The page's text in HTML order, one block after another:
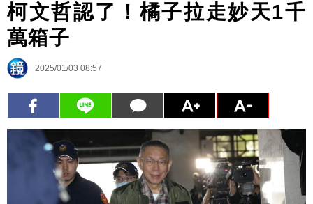
柯文哲認了！橘子拉走妙天1千
萬箱子
2025/01/03 08:57